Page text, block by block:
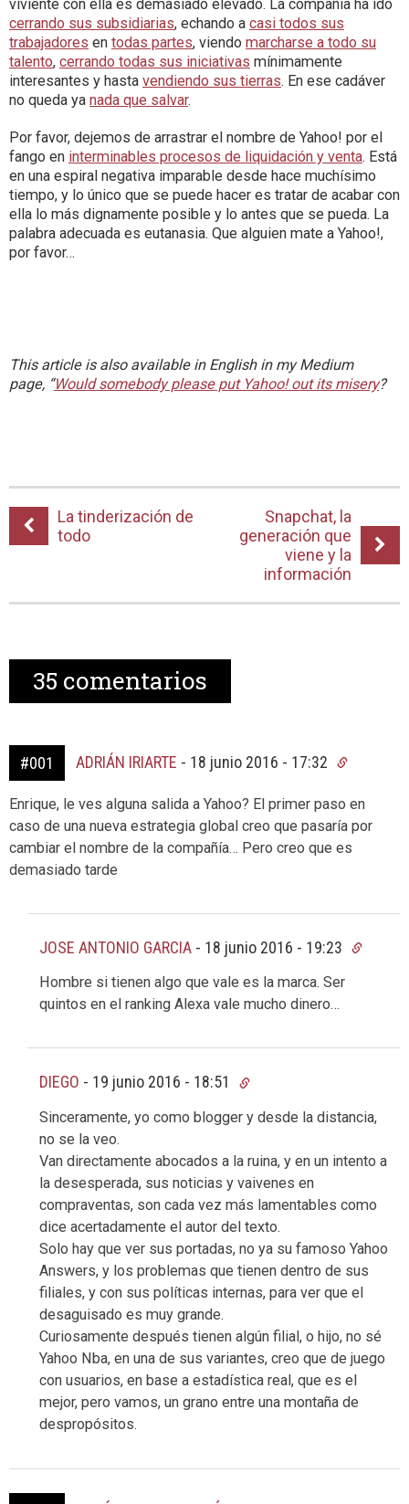
viviente con ella es demasiado elevado. La compañía ha ido
cerrando sus subsidiarias, echando a casi todos sus
trabajadores en todas partes, viendo marcharse a todo su
talento, cerrando todas sus iniciativas mínimamente
interesantes y hasta vendiendo sus tierras. En ese cadáver
no queda ya nada que salvar.
Por favor, dejemos de arrastrar el nombre de Yahoo! por el
fango en interminables procesos de liquidación y venta. Está
en una espiral negativa imparable desde hace muchísimo
tiempo, y lo único que se puede hacer es tratar de acabar con
ella lo más dignamente posible y lo antes que se pueda. La
palabra adecuada es eutanasia. Que alguien mate a Yahoo!,
por favor…
This article is also available in English in my Medium
page, “Would somebody please put Yahoo! out its misery?
La tinderización de
todo
Snapchat, la
generación que
viene y la
información
35 comentarios
#001 ADRIÁN IRIARTE - 18 junio 2016 - 17:32
Enrique, le ves alguna salida a Yahoo? El primer paso en
caso de una nueva estrategia global creo que pasaría por
cambiar el nombre de la compañía… Pero creo que es
demasiado tarde
JOSE ANTONIO GARCIA - 18 junio 2016 - 19:23
Hombre si tienen algo que vale es la marca. Ser
quintos en el ranking Alexa vale mucho dinero…
DIEGO - 19 junio 2016 - 18:51
Sinceramente, yo como blogger y desde la distancia,
no se la veo.
Van directamente abocados a la ruina, y en un intento a
la desesperada, sus noticias y vaivenes en
compraventas, son cada vez más lamentables como
dice acertadamente el autor del texto.
Solo hay que ver sus portadas, no ya su famoso Yahoo
Answers, y los problemas que tienen dentro de sus
filiales, y con sus políticas internas, para ver que el
desaguisado es muy grande.
Curiosamente después tienen algún filial, o hijo, no sé
Yahoo Nba, en una de sus variantes, creo que de juego
con usuarios, en base a estadística real, que es el
mejor, pero vamos, un grano entre una montaña de
despropósitos.